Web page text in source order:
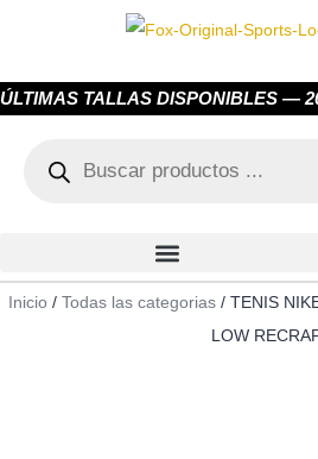
ÚLTIMAS TALLAS DISPONIBLES —
Inicio / Todas las categorias / TENIS
LOW